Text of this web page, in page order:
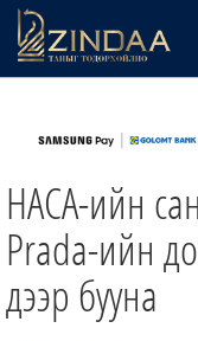
ТВ8
ӨГЛӨӨНИЙ СОНИН
АУДИО ЗОХИОЛ
ЗИНДАА СЭТГҮҮЛ
НАСА-ийн
Prada-ийн
дээр бууна